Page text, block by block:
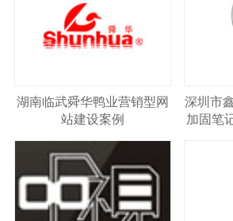
湖南临武舜华鸭业营销型网
站建设案例
深圳市
加固笔